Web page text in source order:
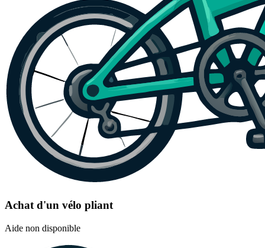
Achat d'un vélo pliant
Aide non disponible